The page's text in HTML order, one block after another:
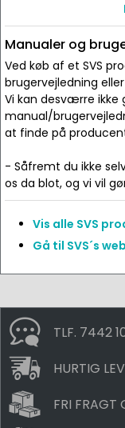
Manualer og
Ved køb af et SVS
brugervejledning
Vi kan desværre
manual/
at finde på
- Såfremt du ikke
os da blot, og vi vil
Vis alle SVS
Gå til SVS´s
TLF. 7442
HURTIG
FRI FRAGT